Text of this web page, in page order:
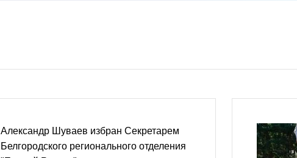
Александр Шуваев избран Секретарем
Белгородского регионального отделения